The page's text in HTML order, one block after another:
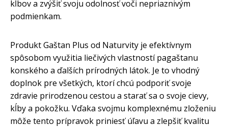
kĺbov a zvýšiť svoju odolnosť voči nepriaznivým
podmienkam.
Produkt Gaštan Plus od Naturvity je efektívnym
spôsobom využitia liečivých vlastností pagaštanu
konského a ďalších prírodných látok. Je to vhodný
doplnok pre všetkých, ktorí chcú podporiť svoje
zdravie prirodzenou cestou a starať sa o svoje cievy,
kĺby a pokožku. Vďaka svojmu komplexnému zloženiu
môže tento prípravok priniesť úľavu a zlepšiť kvalitu